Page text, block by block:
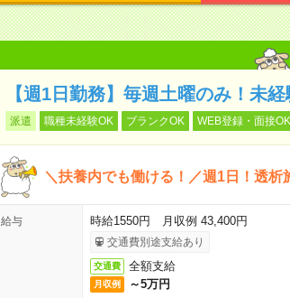
【週1日勤務】毎週土曜のみ！未
派遣 職種未経験OK ブランクOK WEB登録・面接OK
＼扶養内でも働ける！／週1日！透
給与 時給1550円 月収例 43,400円
交通費別途支給あり
交通費 全額支給
月収例 ～5万円